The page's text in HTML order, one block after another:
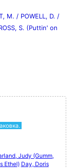
M. / POWELL, D. /
S. (Puttin' on
Judy (Gumm,
Ethel) Day, Doris